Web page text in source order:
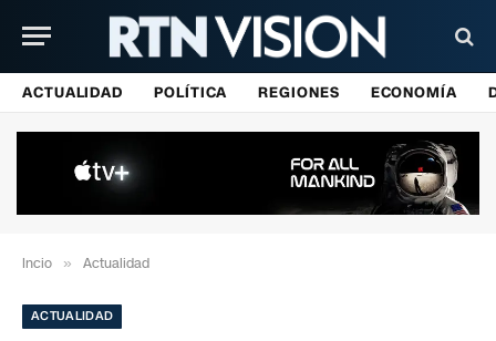
ACTUALIDAD POLÍTICA REGIONES ECONOMÍA
Incio » Actualidad
ACTUALIDAD